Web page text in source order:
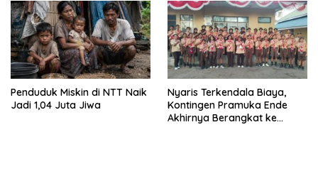
Penduduk Miskin di NTT Naik
Jadi 1,04 Juta Jiwa
Nyaris Terkendala Biaya,
Kontingen Pramuka Ende
Akhirnya Berangkat ke